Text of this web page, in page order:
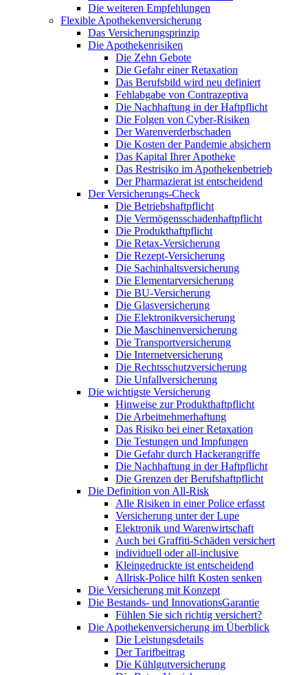
Die weiteren Empfehlungen
Flexible Apothekenversicherung
Das Versicherungsprinzip
Die Apothekenrisiken
Die Zehn Gebote
Die Gefahr einer Retaxation
Das Berufsbild wird neu definiert
Fehlabgabe von Contrazeptiva
Die Nachhaftung in der Haftpflicht
Die Folgen von Cyber-Risiken
Der Warenverderbschaden
Die Kosten der Pandemie absichern
Das Kapital Ihrer Apotheke
Das Restrisiko im Apothekenbetrieb
Der Pharmazierat ist entscheidend
Der Versicherungs-Check
Die Betriebshaftpflicht
Die Vermögensschadenhaftpflicht
Die Produkthaftpflicht
Die Retax-Versicherung
Die Rezept-Versicherung
Die Sachinhaltsversicherung
Die Elementarversicherung
Die BU-Versicherung
Die Glasversicherung
Die Elektronikversicherung
Die Maschinenversicherung
Die Transportversicherung
Die Internetversicherung
Die Rechtsschutzversicherung
Die Unfallversicherung
Die wichtigste Versicherung
Hinweise zur Produkthaftpflicht
Die Arbeitnehmerhaftung
Das Risiko bei einer Retaxation
Die Testungen und Impfungen
Die Gefahr durch Hackerangriffe
Die Nachhaftung in der Haftpflicht
Die Grenzen der Berufshaftpflicht
Die Definition von All-Risk
Alle Risiken in einer Police erfasst
Versicherung unter der Lupe
Elektronik und Warenwirtschaft
Auch bei Graffiti-Schäden versichert
individuell oder all-inclusive
Kleingedruckte ist entscheidend
Allrisk-Police hilft Kosten senken
Die Versicherung mit Konzept
Die Bestands- und InnovationsGarantie
Fühlen Sie sich richtig versichert?
Die Apothekenversicherung im Überblick
Die Leistungsdetails
Der Tarifbeitrag
Die Kühlgutversicherung